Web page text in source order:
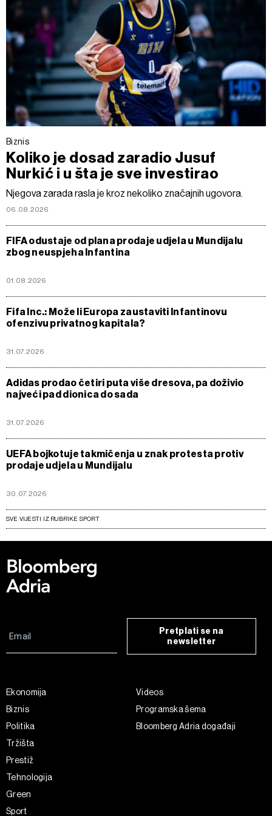
Biznis
Koliko je dosad zaradio Jusuf
Nurkić i u šta je sve investirao
Njegova zarada rasla je kroz nekoliko značajnih ugovora.
06.08.2026
FIFA odustaje od plana prodaje udjela u Mundijalu
zbog neuspjeha Infantina
01.08.2026
Fifa Inc.: Može li Europa zaustaviti Infantinovu
ofenzivu privatnog kapitala?
31.07.2026
Adidas prodao četiri puta više dresova, pa doživio
najveći pad dionica do sada
31.07.2026
UEFA bojkotuje takmičenja u znak protesta protiv
prodaje udjela u Mundijalu
30.07.2026
SVE VIJESTI IZ RUBRIKE SPORT
Pretplati se na
newsletter
Ekonomija
Biznis
Politika
Tržišta
Prestiž
Tehnologija
Green
Sport
Videos
Programska šema
Bloomberg Adria događaji